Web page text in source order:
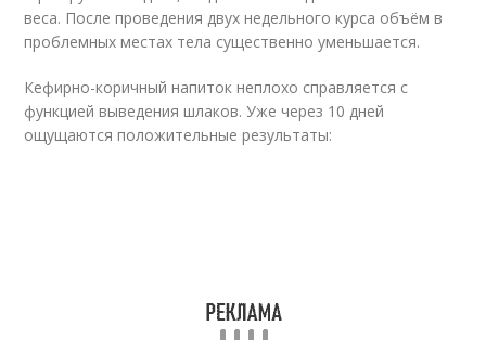
веса. После проведения двух недельного курса объём в
проблемных местах тела существенно уменьшается.
Кефирно-коричный напиток неплохо справляется с
функцией выведения шлаков. Уже через 10 дней
ощущаются положительные результаты: